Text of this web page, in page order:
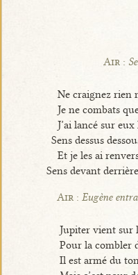
Air :
Ne craignez rien
Je ne combats
J’ai lancé sur
Sens dessus
Et je les ai
Sens devant
Air : Eugène
Jupiter vient sur
Pour la combler
Il est armé du